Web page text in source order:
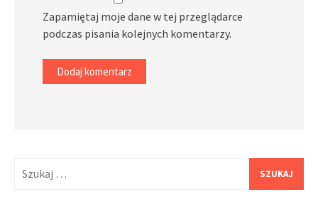
Zapamiętaj moje dane w tej przeglądarce
podczas pisania kolejnych komentarzy.